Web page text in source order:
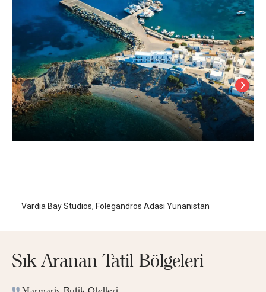
Vardia Bay Studios, Folegandros Adası Yunanistan
Sık Aranan Tatil Bölgeleri